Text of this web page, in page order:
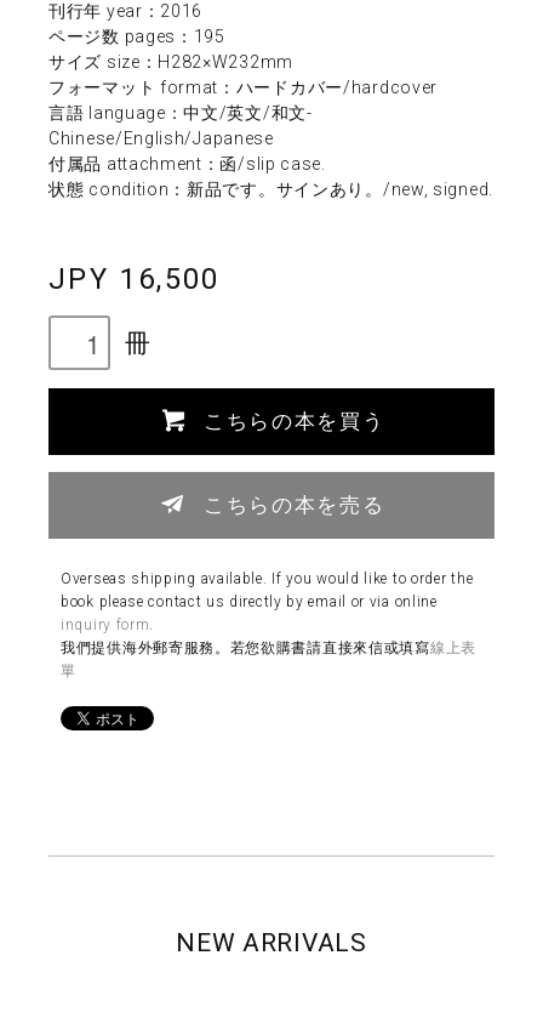
刊行年 year：2016
ページ数 pages：195
サイズ size：H282×W232mm
フォーマット format：ハードカバー/hardcover
言語 language：中文/英文/和文-
Chinese/English/Japanese
付属品 attachment：函/slip case.
状態 condition：新品です。サインあり。/new, signed.
JPY 16,500
冊
こちらの本を買う
こちらの本を売る
Overseas shipping available. If you would like to order the
book please contact us directly by email or via online
inquiry form.
我們提供海外郵寄服務。若您欲購書請直接來信或填寫線上表
單
NEW ARRIVALS